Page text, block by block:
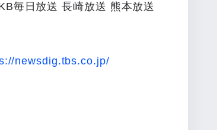
毎日放送 長崎放送 熊本放送
newsdig.tbs.co.jp/